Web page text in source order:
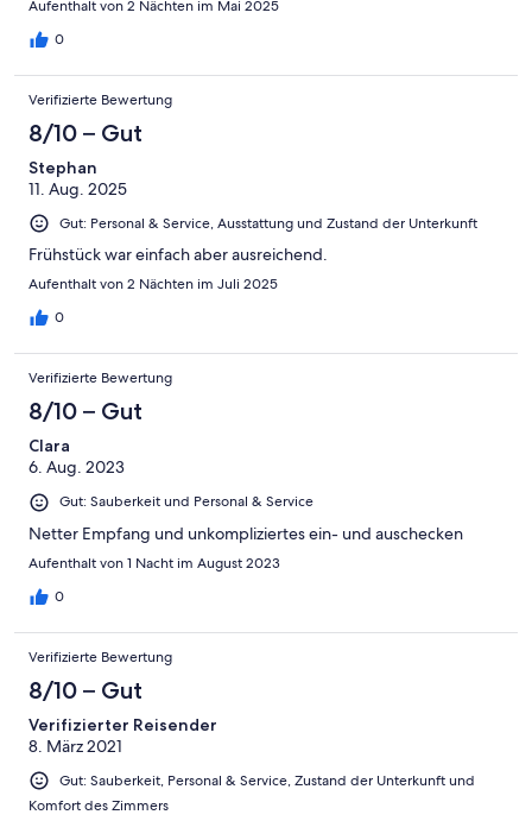
Aufenthalt von 2 Nächten im Mai 2025
0
Verifizierte Bewertung
8/10 – Gut
Stephan
11. Aug. 2025
Gut: Personal & Service, Ausstattung und Zustand der Unterkunft
Frühstück war einfach aber ausreichend.
Aufenthalt von 2 Nächten im Juli 2025
0
Verifizierte Bewertung
8/10 – Gut
Clara
6. Aug. 2023
Gut: Sauberkeit und Personal & Service
Netter Empfang und unkompliziertes ein- und auschecken
Aufenthalt von 1 Nacht im August 2023
0
Verifizierte Bewertung
8/10 – Gut
Verifizierter Reisender
8. März 2021
Gut: Sauberkeit, Personal & Service, Zustand der Unterkunft und
Komfort des Zimmers